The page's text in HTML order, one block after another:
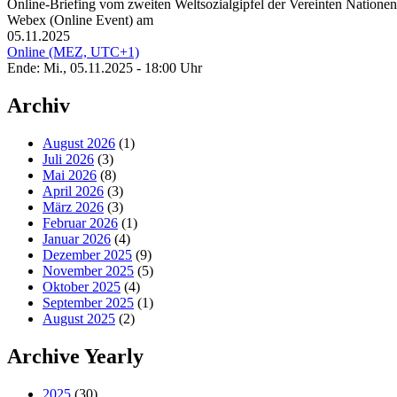
Online-Briefing vom zweiten Weltsozialgipfel der Vereinten
Webex (Online Event) am
05.11.2025
Online (MEZ, UTC+1)
Ende: Mi., 05.11.2025 - 18:00 Uhr
Archiv
August 2026 (1)
Juli 2026 (3)
Mai 2026 (8)
April 2026 (3)
März 2026 (3)
Februar 2026 (1)
Januar 2026 (4)
Dezember 2025 (9)
November 2025 (5)
Oktober 2025 (4)
September 2025 (1)
August 2025 (2)
Archive Yearly
2025 (30)